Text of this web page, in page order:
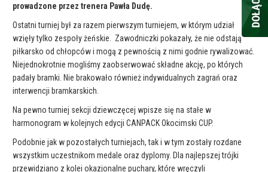
prowadzone przez trenera Pawła Dudę.
Ostatni turniej był za razem pierwszym turniejem, w którym udział
wzięły tylko zespoły żeńskie. Zawodniczki pokazały, że nie odstają
piłkarsko od chłopców i mogą z pewnością z nimi godnie rywalizować.
Niejednokrotnie mogliśmy zaobserwować składne akcję, po których
padały bramki. Nie brakowało również indywidualnych zagrań oraz
interwencji bramkarskich.
Na pewno turniej sekcji dziewczęcej wpisze się na stałe w
harmonogram w kolejnych edycji CANPACK Okocimski CUP.
Podobnie jak w pozostałych turniejach, tak i w tym zostały rozdane
wszystkim uczestnikom medale oraz dyplomy. Dla najlepszej trójki
przewidziano z kolei okazjonalne puchary, które wręczyli